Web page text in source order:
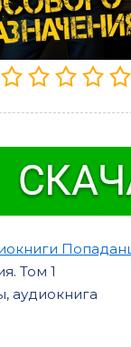
Том 1
аудиокнига